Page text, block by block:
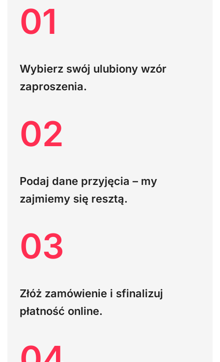
01
Wybierz swój ulubiony wzór
zaproszenia.
02
Podaj dane przyjęcia – my
zajmiemy się resztą.
03
Złóż zamówienie i sfinalizuj
płatność online.